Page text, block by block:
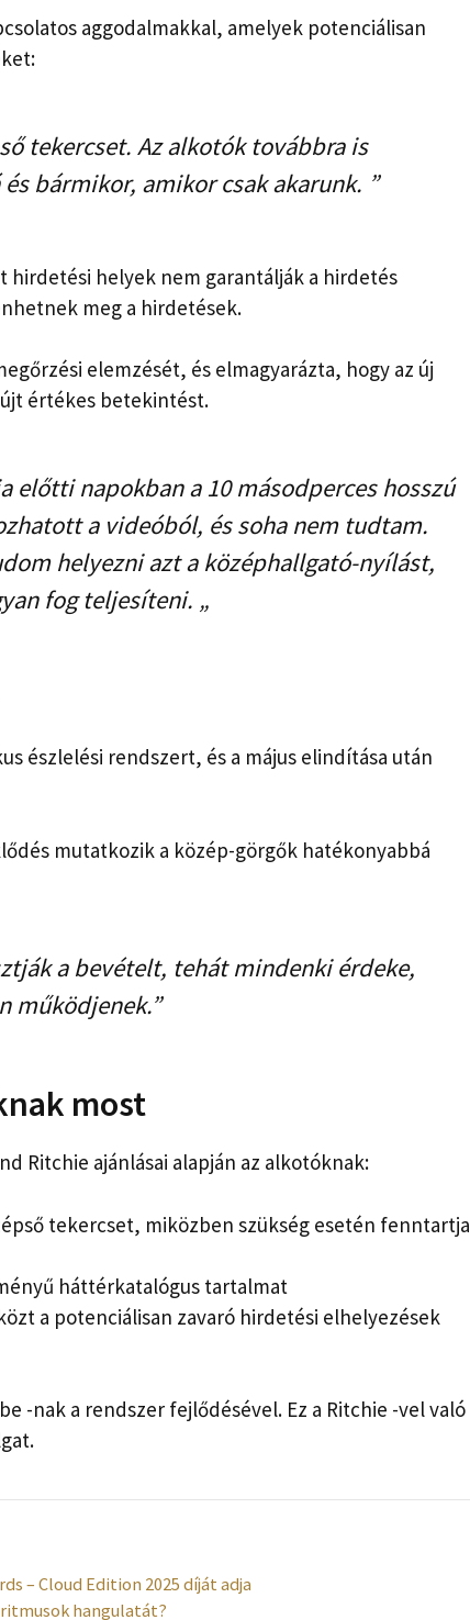
aggodalmakkal, amelyek potenciálisan
tekercset. Az alkotók továbbra is
bármikor, amikor csak akarunk. ”
helyek nem garantálják a hirdetés
meg a hirdetések.
elemzését, és elmagyarázta, hogy az új
értékes betekintést.
előtti napokban a 10 másodperces hosszú
a videóból, és soha nem tudtam.
helyezni azt a középhallgató-nyílást,
fog teljesíteni. „
észlelési rendszert, és a május elindítása után
mutatkozik a közép-görgők hatékonyabbá
a bevételt, tehát mindenki érdeke,
működjenek.”
most
Ritchie ajánlásai alapján az alkotóknak:
tekercset, miközben szükség esetén fenntartja
háttérkatalógus tartalmat
a potenciálisan zavaró hirdetési elhelyezések
-nak a rendszer fejlődésével. Ez a Ritchie -vel való
– Cloud Edition 2025 díját adja
hangulatát?